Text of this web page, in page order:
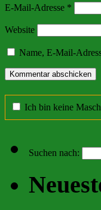
E-Mail-Adresse *
Website
Name, E-Mail-
Ich bin keine
Suchen nach: